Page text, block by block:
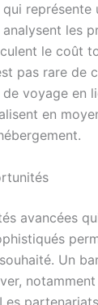
les
le coût
pas rare de
voyage en
en
avancées
Un